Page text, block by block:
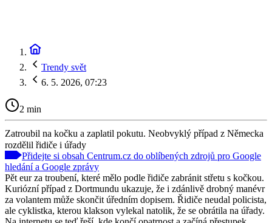
Trendy svět
6. 5. 2026, 07:23
2 min
Zatroubil na kočku a zaplatil pokutu. Neobvyklý případ z Německa
rozdělil řidiče i úřady
Přidejte si obsah Centrum.cz do oblíbených zdrojů pro Google
hledání a Google zprávy
Pět eur za troubení, které mělo podle řidiče zabránit střetu s kočkou.
Kuriózní případ z Dortmundu ukazuje, že i zdánlivě drobný manévr
za volantem může skončit úředním dopisem. Řidiče neudal policista,
ale cyklistka, kterou klakson vylekal natolik, že se obrátila na úřady.